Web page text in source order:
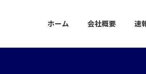
ホーム 会社概要 速